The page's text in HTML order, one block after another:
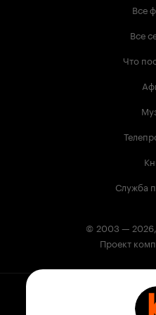
старые герои не питают тех
Все
Все
Что
Служба
© 2003 — 2026,
Проект
Сервис Кинопоиск
не предназначенную